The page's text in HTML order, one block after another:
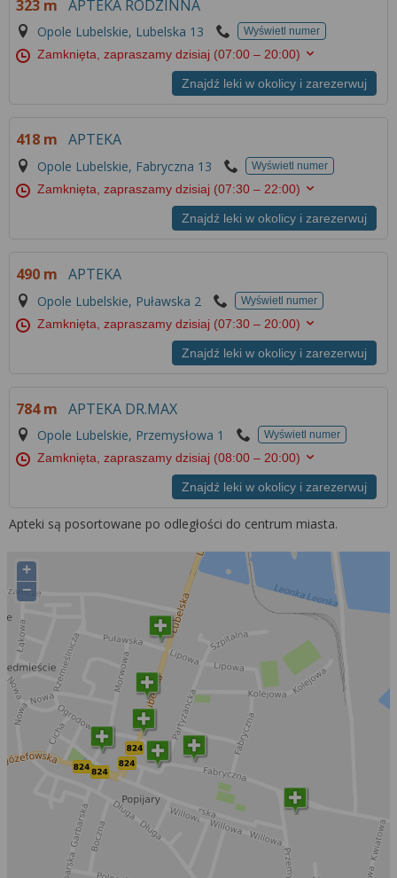
323 m APTEKA RODZINNA
Opole Lubelskie, Lubelska 13 Wyświetl numer
Zamknięta, zapraszamy dzisiaj (07:00 – 20:00)
Znajdź leki w okolicy i zarezerwuj
418 m APTEKA
Opole Lubelskie, Fabryczna 13 Wyświetl numer
Zamknięta, zapraszamy dzisiaj (07:30 – 22:00)
Znajdź leki w okolicy i zarezerwuj
490 m APTEKA
Opole Lubelskie, Puławska 2 Wyświetl numer
Zamknięta, zapraszamy dzisiaj (07:30 – 20:00)
Znajdź leki w okolicy i zarezerwuj
784 m APTEKA DR.MAX
Opole Lubelskie, Przemysłowa 1 Wyświetl numer
Zamknięta, zapraszamy dzisiaj (08:00 – 20:00)
Znajdź leki w okolicy i zarezerwuj
Apteki są posortowane po odległości do centrum miasta.
+
−
Więcej informacji na temat wykorzystywania
narzędzi zewnętrznych w naszym serwisie
znajdziesz wRegulaminie Serwisu.